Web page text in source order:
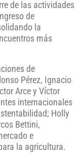
de las actividades
de
la
más
de
Pérez, Ignacio
Arce y Víctor
internacionales
Holly
Bettini,
e
la agricultura.